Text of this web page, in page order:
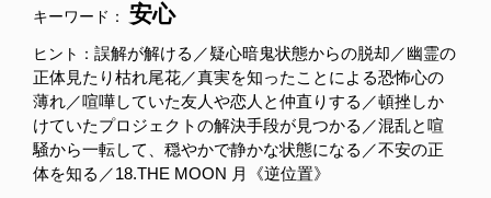
キーワード： 安心
ヒント： 誤解が解ける／疑心暗鬼状態からの脱却／幽霊の
正体見たり枯れ尾花／真実を知ったことによる恐怖心の
薄れ／喧嘩していた友人や恋人と仲直りする／頓挫しか
けていたプロジェクトの解決手段が見つかる／混乱と喧
騒から一転して、穏やかで静かな状態になる／不安の正
体を知る／18.THE MOON 月《逆位置》